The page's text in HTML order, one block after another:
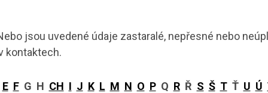
jsou uvedené údaje zastaralé, nepřesné nebo
kontaktech.
E FG H CH I J K L M N O PQ RŘ S Š TŤ U Ú